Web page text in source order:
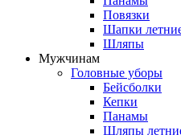
Повязки
Шапки
Шляпы
Мужчинам
Головные уборы
Бейсболки
Кепки
Панамы
Шляпы